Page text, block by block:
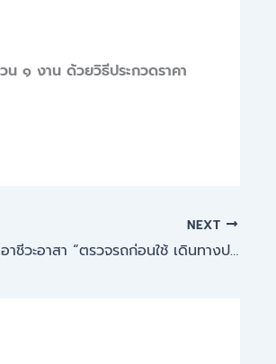
น ๑ งาน ด้วยวิธีประกวดราคา
NEXT
อาชีวะอาสา “ตรวจรถก่อนใช้ เดินทางปลอดภัย”